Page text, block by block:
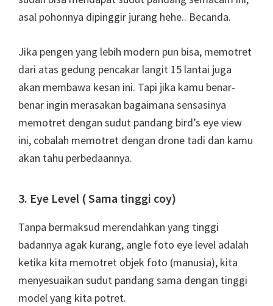
asal pohonnya dipinggir jurang hehe.. Becanda.
Jika pengen yang lebih modern pun bisa, memotret
dari atas gedung pencakar langit 15 lantai juga
akan membawa kesan ini. Tapi jika kamu benar-
benar ingin merasakan bagaimana sensasinya
memotret dengan sudut pandang bird’s eye view
ini, cobalah memotret dengan drone tadi dan kamu
akan tahu perbedaannya.
3. Eye Level ( Sama tinggi coy)
Tanpa bermaksud merendahkan yang tinggi
badannya agak kurang, angle foto eye level adalah
ketika kita memotret objek foto (manusia), kita
menyesuaikan sudut pandang sama dengan tinggi
model yang kita potret.